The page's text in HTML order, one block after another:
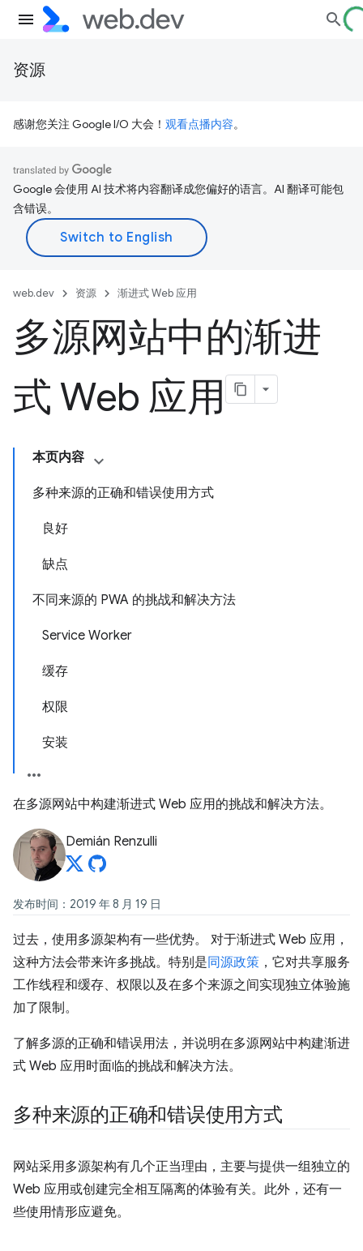
资源
感谢您关注 Google I/O 大会！ 观看点播内容。
Google 会使用 AI 技术将内容翻译成您偏好的语言。AI 翻译可能包
含错误。
web.dev 资源 渐进式 Web 应用
多源网站中的渐进
式 Web 应用
本页内容
多种来源的正确和错误使用方式
良好
缺点
不同来源的 PWA 的挑战和解决方法
Service Worker
缓存
权限
安装
在多源网站中构建渐进式 Web 应用的挑战和解决方法。
Demián Renzulli
发布时间：2019 年 8 月 19 日
过去，使用多源架构有一些优势。 对于渐进式 Web 应用，
这种方法会带来许多挑战。特别是同源政策 ，它对共享服务
工作线程和缓存、权限以及在多个来源之间实现独立体验施
加了限制。
了解多源的正确和错误用法，并说明在多源网站中构建渐进
式 Web 应用时面临的挑战和解决方法。
多种来源的正确和错误使用方式
网站采用多源架构有几个正当理由，主要与提供一组独立的
Web 应用或创建完全相互隔离的体验有关。此外，还有一
些使用情形应避免。